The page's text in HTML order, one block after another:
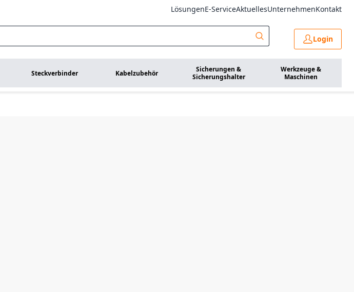
LösungenE-ServiceAktuellesUnternehmenKontakt
Login
Steckverbinder Kabelzubehör
Sicherungen &
Sicherungshalter
Werkzeuge &
Maschinen